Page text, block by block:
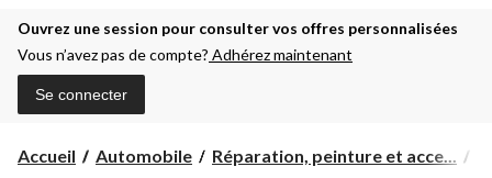
Ouvrez une session pour consulter vos offres personnalisées
Vous n’avez pas de compte? Adhérez maintenant
Se connecter
Accueil Automobile Réparation, peinture et acce...